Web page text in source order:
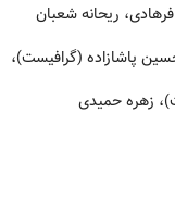
ریحانه شعبان
پاشازاده (گرافیست)،
زهره حمیدی